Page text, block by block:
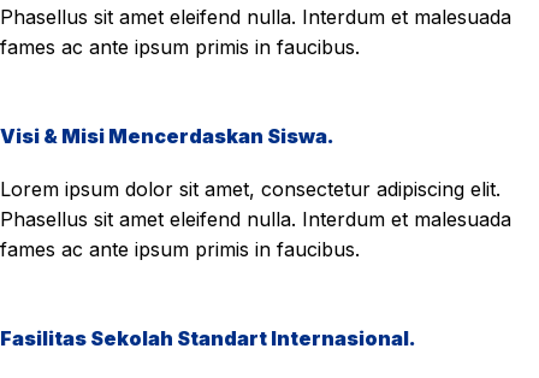
Phasellus sit amet eleifend nulla. Interdum et malesuada
fames ac ante ipsum primis in faucibus.
Visi & Misi Mencerdaskan Siswa.
Lorem ipsum dolor sit amet, consectetur adipiscing elit.
Phasellus sit amet eleifend nulla. Interdum et malesuada
fames ac ante ipsum primis in faucibus.
Fasilitas Sekolah Standart Internasional.